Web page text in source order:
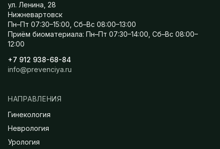
ул. Ленина, 28
Нижневартовск
Пн–Пт 07:30–15:00, Сб–Вс 08:00–13:00
Приём биоматериала: Пн–Пт 07:30–14:00, Сб–Вс 08:00–
12:00
+7 912 938-68-84
info@prevenciya.ru
НАПРАВЛЕНИЯ
Гинекология
Неврология
Урология